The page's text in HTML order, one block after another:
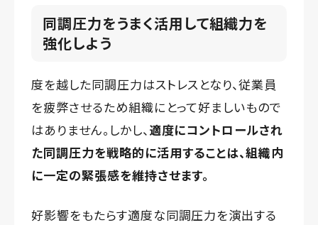
同調圧力をうまく活用して組織力を
強化しよう
度を越した同調圧力はストレスとなり、従業員
を疲弊させるため組織にとって好ましいもので
はありません。しかし、適度にコントロールされ
た同調圧力を戦略的に活用することは、組織内
に一定の緊張感を維持させます。
好影響をもたらす適度な同調圧力を演出する